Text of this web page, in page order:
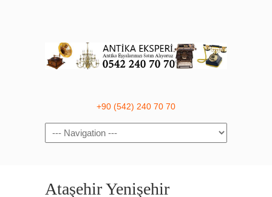
+90 (542) 240 70 70
Navigation
Ataşehir Yenişehir